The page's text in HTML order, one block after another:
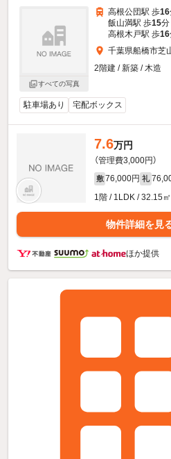
すべての写真
高根公団駅 歩16
飯山満駅 歩15分
高根木戸駅 歩16
千葉県船橋市芝
2階建 / 新築 / 木造
駐車場あり 宅配ボックス
7.6万円
（管理費3,000円）
敷 76,000円 礼
1階 / 1LDK / 32.15㎡
物件詳細を見
ほか提供